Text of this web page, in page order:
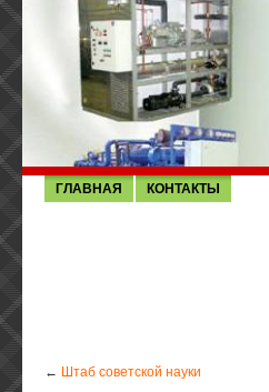
ГЛАВНАЯ КОНТАКТЫ
← Штаб советской науки